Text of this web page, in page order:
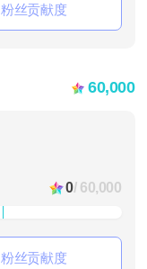
粉丝贡献度
60,000
0/ 60,000
粉丝贡献度